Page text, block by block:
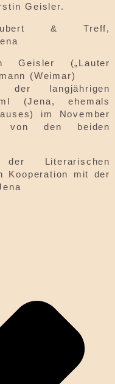
Geisler.
& Treff,
Geisler („Lauter
(Weimar)
der langjährigen
(Jena, ehemals
im November
von den beiden
der Literarischen
Kooperation mit der